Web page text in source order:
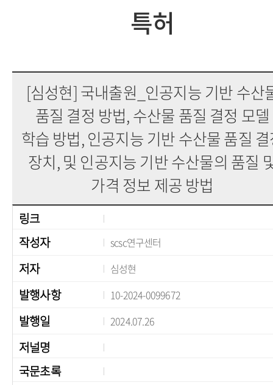
특허
[심성현] 국내출원_인공지능 기반 수산
품질 결정 방법, 수산물 품질 결정 모델
학습 방법, 인공지능 기반 수산물 품질
장치, 및 인공지능 기반 수산물의 품질
가격 정보 제공 방법
링크
작성자
scsc연구센터
저자 심성현
발행사항 10-2024-0099672
발행일 2024.07.26
저널명
국문초록